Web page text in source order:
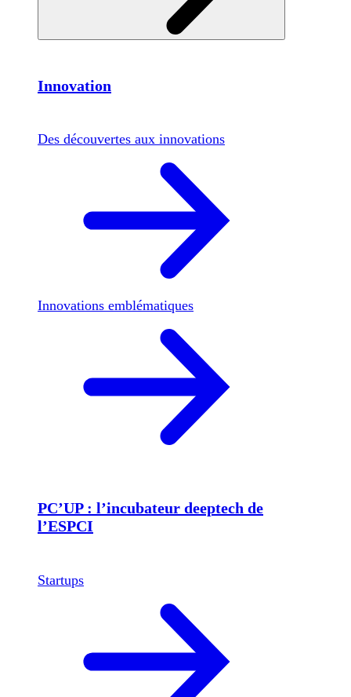
Innovation
Des découvertes aux innovations
Innovations emblématiques
PC’UP : l’incubateur deeptech de
l’ESPCI
Startups